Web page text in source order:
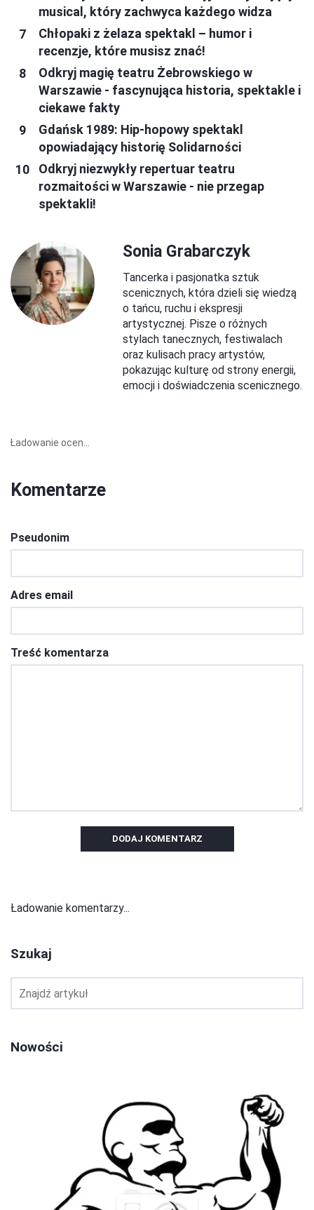
musical, który zachwyca każdego widza
Chłopaki z żelaza spektakl – humor i
recenzje, które musisz znać!
Odkryj magię teatru Żebrowskiego w
Warszawie - fascynująca historia, spektakle i
ciekawe fakty
Gdańsk 1989: Hip-hopowy spektakl
opowiadający historię Solidarności
Odkryj niezwykły repertuar teatru
rozmaitości w Warszawie - nie przegap
spektakli!
Sonia Grabarczyk
Tancerka i pasjonatka sztuk
scenicznych, która dzieli się wiedzą
o tańcu, ruchu i ekspresji
artystycznej. Pisze o różnych
stylach tanecznych, festiwalach
oraz kulisach pracy artystów,
pokazując kulturę od strony energii,
emocji i doświadczenia scenicznego.
Ładowanie ocen...
Komentarze
Pseudonim
Adres email
Treść komentarza
DODAJ KOMENTARZ
Ładowanie komentarzy...
Szukaj
Nowości